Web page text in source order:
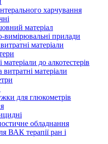
харчування
матеріал
вимірювальні прилади
матеріали
матеріали до алкотестерів
матеріали
для глюкометрів
обладнання
ВАК терапії ран і